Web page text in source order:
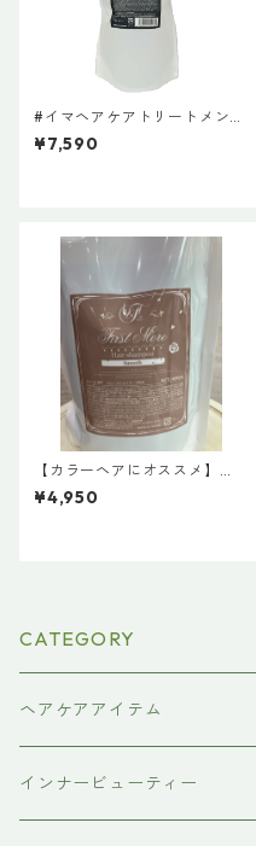
#イマヘアケアトリートメント
800g レフィル 【トリート
メント・ヘアマスク】超お徳
¥7,590
【カラーヘアにオススメ】
【お得サイズ】ファーストモ
ア スムースシャンプープラ
¥4,950
CATEGORY
ヘアケアアイテム
シャンプー
インナービューティー